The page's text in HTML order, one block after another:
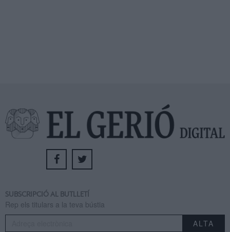
SUBSCRIPCIÓ AL BUTLLETÍ
Rep els titulars a la teva bústia